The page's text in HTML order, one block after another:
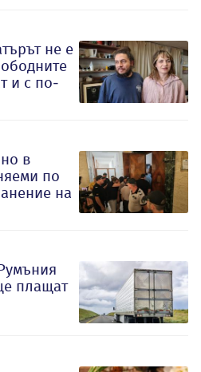
не е
и с по-
в
по
на
плащат